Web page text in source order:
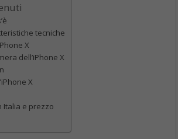
tecniche
X
dell’iPhone X
X
Italia e prezzo